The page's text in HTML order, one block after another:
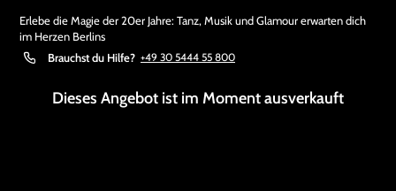
Erlebe die Magie der 20er Jahre: Tanz, Musik und Glamour erwarten dich
im Herzen Berlins
Brauchst du Hilfe? +49 30 5444 55 800
Dieses Angebot ist im Moment ausverkauft